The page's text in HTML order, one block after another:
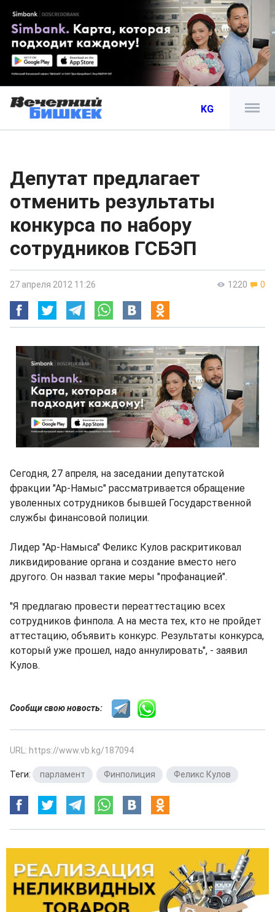
KG
Депутат предлагает
отменить результаты
конкурса по набору
сотрудников ГСБЭП
1220 0
27 апреля 2012 11:26
Сегодня, 27 апреля, на заседании депутатской
фракции "Ар-Намыс" рассматривается обращение
уволенных сотрудников бывшей Государственной
службы финансовой полиции.
Лидер "Ар-Намыса" Феликс Кулов раскритиковал
ликвидирование органа и создание вместо него
другого. Он назвал такие меры "профанацией".
"Я предлагаю провести переаттестацию всех
сотрудников финпола. А на места тех, кто не пройдет
аттестацию, объявить конкурс. Результаты конкурса,
который уже прошел, надо аннулировать", - заявил
Кулов.
Сообщи свою новость:
URL: https://www.vb.kg/187094
Теги: парламент Финполиция Феликс Кулов